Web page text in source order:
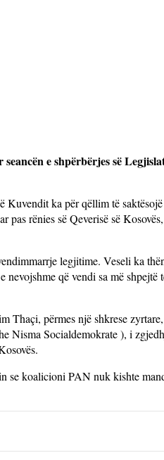
e shpërbërjes së
ka për qëllim të
rënies së Qeverisë së
legjitime. Veseli ka
që vendi sa më
Thaçi, përmes një shkrese
Nisma Socialdemokrate ), i
koalicioni PAN nuk kishte